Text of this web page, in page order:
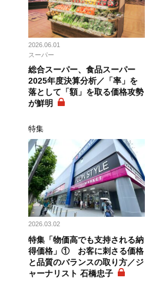
2026.06.01
スーパー
総合スーパー、食品スーパー
2025年度決算分析／「率」を
落として「額」を取る価格攻勢
が鮮明
特集
2026.03.02
特集「物価高でも支持される納
得価格」① お客に刺さる価格
と品質のバランスの取り方／ジ
ャーナリスト 石橋忠子